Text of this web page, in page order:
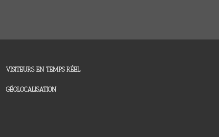
VISITEURS EN TEMPS RÉEL
GÉOLOCALISATION